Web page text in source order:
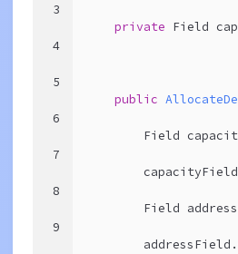
3
4
5
6
7
8
9
private Field
public
Field
Field